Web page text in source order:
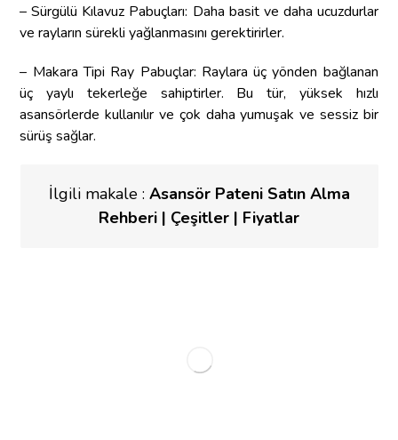
– Sürgülü Kılavuz Pabuçları: Daha basit ve daha ucuzdurlar
ve rayların sürekli yağlanmasını gerektirirler.
– Makara Tipi Ray Pabuçlar: Raylara üç yönden bağlanan
üç yaylı tekerleğe sahiptirler. Bu tür, yüksek hızlı
asansörlerde kullanılır ve çok daha yumuşak ve sessiz bir
sürüş sağlar.
İlgili makale : Asansör Pateni Satın Alma
Rehberi | Çeşitler | Fiyatlar